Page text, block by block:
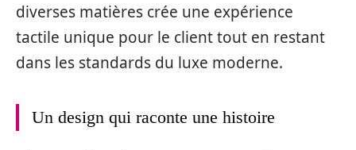
diverses matières crée une expérience
tactile unique pour le client tout en restant
dans les standards du luxe moderne.
Un design qui raconte une histoire